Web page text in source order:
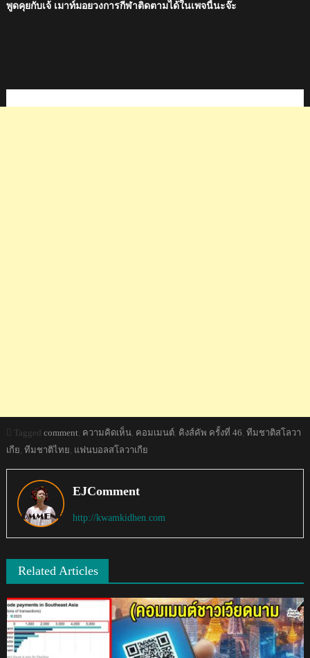
พูดคุยกับเจ้ เมาท์มอยวงการกีฬาติดตามได้ในเพจนี้นะจ๊ะ
Tagged comment, ความคิดเห็น, คอมเมนต์, คิงส์คัพ ครั้งที่ 46, ทีมชาติสโลวา
เกีย, ทีมชาติไทย, แฟนบอลสโลวาเกีย
EJComment
http://kwamkidhen.com
Related Articles